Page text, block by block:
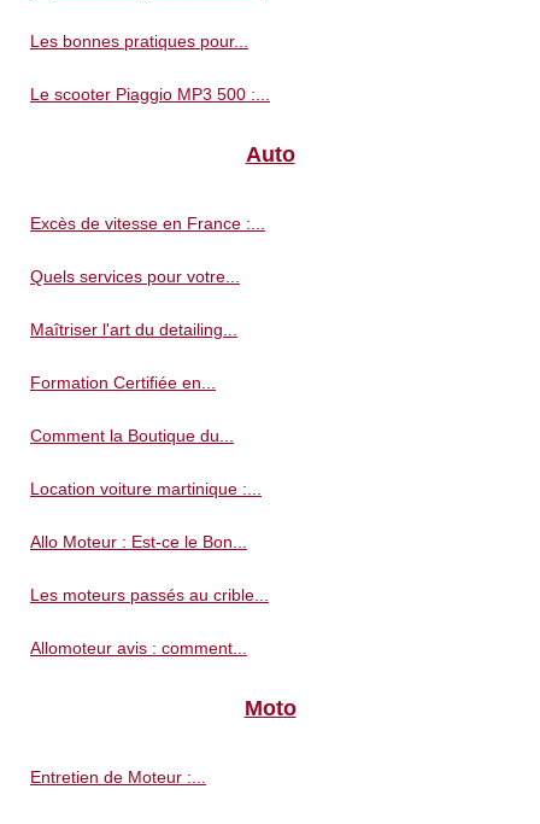
Les bonnes pratiques pour...
Le scooter Piaggio MP3 500 :...
Auto
Excès de vitesse en France :...
Quels services pour votre...
Maîtriser l'art du detailing...
Formation Certifiée en...
Comment la Boutique du...
Location voiture martinique :...
Allo Moteur : Est-ce le Bon...
Les moteurs passés au crible...
Allomoteur avis : comment...
Moto
Entretien de Moteur :...